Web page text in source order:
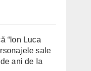
“Ion Luca
sale
ani de la